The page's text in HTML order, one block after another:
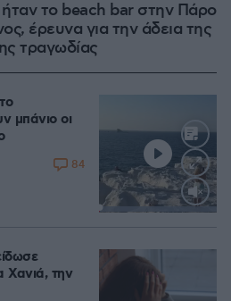
το beach bar στην Πάρο
έρευνα για την άδεια της
τραγωδίας
Loaded
μπάνιο οι
84
Χανιά, την